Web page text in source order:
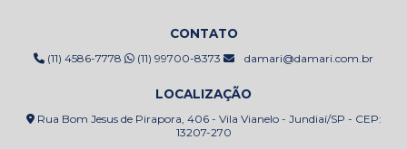
CONTATO
(11) 4586-7778 (11) 99700-8373 damari@damari.com.br
LOCALIZAÇÃO
Rua Bom Jesus de Pirapora, 406 - Vila Vianelo - Jundiaí/SP - CEP:
13207-270